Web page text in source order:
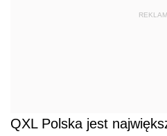
QXL Polska jest